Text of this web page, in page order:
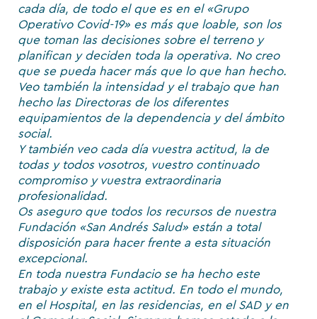
cada día, de todo el que es en el «Grupo
Operativo Covid-19» es más que loable, son los
que toman las decisiones sobre el terreno y
planifican y deciden toda la operativa. No creo
que se pueda hacer más que lo que han hecho.
Veo también la intensidad y el trabajo que han
hecho las Directoras de los diferentes
equipamientos de la dependencia y del ámbito
social.
Y también veo cada día vuestra actitud, la de
todas y todos vosotros, vuestro continuado
compromiso y vuestra extraordinaria
profesionalidad.
Os aseguro que todos los recursos de nuestra
Fundación «San Andrés Salud» están a total
disposición para hacer frente a esta situación
excepcional.
En toda nuestra Fundacio se ha hecho este
trabajo y existe esta actitud. En todo el mundo,
en el Hospital, en las residencias, en el SAD y en